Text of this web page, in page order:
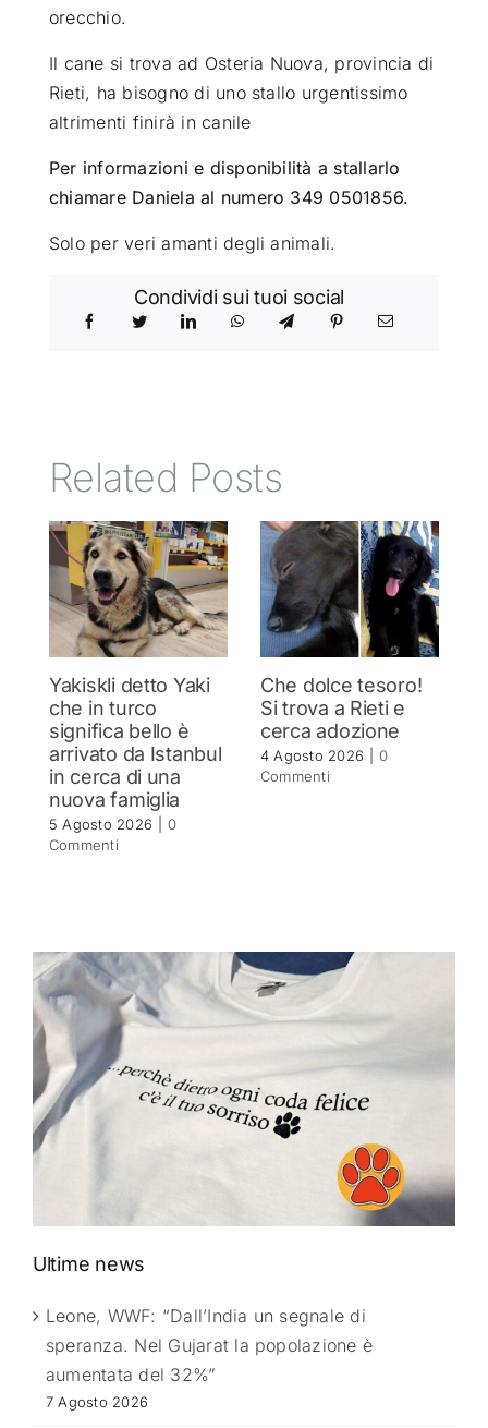
orecchio.
Il cane si trova ad Osteria Nuova, provincia di
Rieti, ha bisogno di uno stallo urgentissimo
altrimenti finirà in canile
Per informazioni e disponibilità a stallarlo
chiamare Daniela al numero 349 0501856.
Solo per veri amanti degli animali.
Condividi sui tuoi social
Related Posts
Yakiskli detto Yaki
che in turco
significa bello è
arrivato da Istanbul
in cerca di una
nuova famiglia
5 Agosto 2026
0
Commenti
Che dolce tesoro!
Si trova a Rieti e
cerca adozione
4 Agosto 2026
0
Commenti
Ultime news
Leone, WWF: “Dall’India un segnale di
speranza. Nel Gujarat la popolazione è
aumentata del 32%”
7 Agosto 2026